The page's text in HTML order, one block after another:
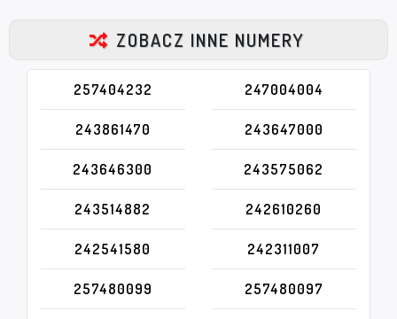
ZOBACZ INNE NUMERY
257404232 247004004
243861470 243647000
243646300 243575062
243514882 242610260
242541580 242311007
257480099 257480097